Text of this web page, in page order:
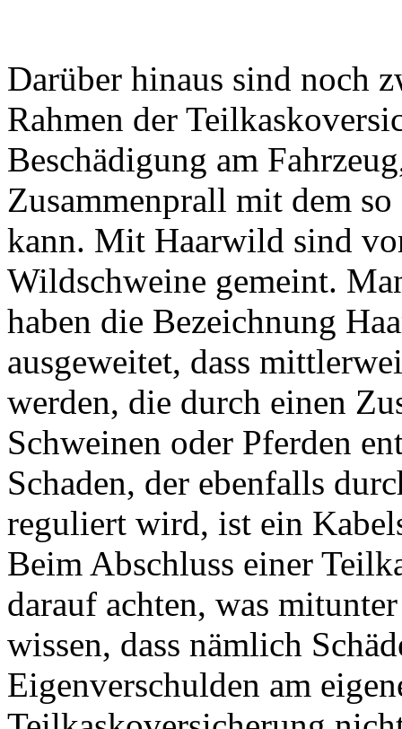
Darüber hinaus sind noch
Rahmen der
Beschädigung am
Zusammenprall mit dem
kann. Mit Haarwild sind
Wildschweine gemeint.
haben die Bezeichnung
ausgeweitet, dass
werden, die durch einen
Schweinen oder Pferden
Schaden, der ebenfalls
reguliert wird, ist ein
Beim Abschluss einer
darauf achten, was
wissen, dass nämlich
Eigenverschulden am